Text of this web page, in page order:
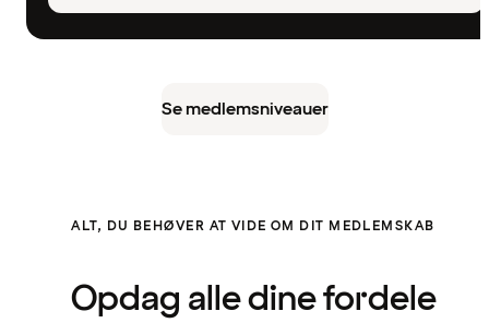
Se medlemsniveauer
ALT, DU BEHØVER AT VIDE OM DIT MEDLEMSKAB
Opdag alle dine fordele